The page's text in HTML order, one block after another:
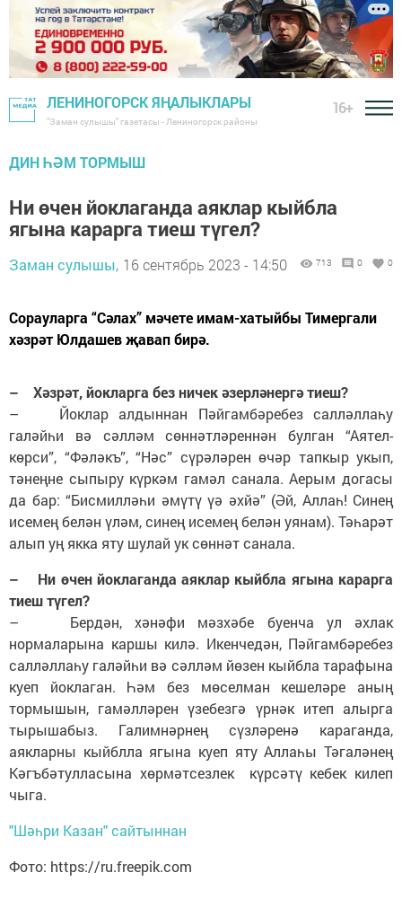
ЛЕНИНОГОРСК ЯҢАЛЫКЛАРЫ
"Заман сулышы" газетасы - Лениногорск районы
16+
ДИН ҺӘМ ТОРМЫШ
Ни өчен йоклаганда аяклар кыйбла
ягына карарга тиеш түгел?
Заман сулышы, 16 сентябрь 2023 - 14:50 713 0 0
Сорауларга “Сәлах” мәчете имам-хатыйбы Тимергали
хәзрәт Юлдашев җавап бирә.
– Хәзрәт, йокларга без ничек әзерләнергә тиеш?
– Йоклар алдыннан Пәйгамбәребез салләллаһу
галәйһи вә сәлләм сөннәтләреннән булган “Аятел-
көрси”, “Фәләкъ”, “Нәс” сүрәләрен өчәр тапкыр укып,
тәнеңне сыпыру күркәм гамәл санала. Аерым догасы
да бар: “Бисмилләһи әмүтү үә әхйә” (Әй, Аллаһ! Синең
исемең белән үләм, синең исемең белән уянам). Тәһарәт
алып уң якка яту шулай ук сөннәт санала.
– Ни өчен йоклаганда аяклар кыйбла ягына карарга
тиеш түгел?
– Бердән, хәнәфи мәзхәбе буенча ул әхлак
нормаларына каршы килә. Икенчедән, Пәйгамбәребез
салләллаһу галәйһи вә сәлләм йөзен кыйбла тарафына
куеп йоклаган. Һәм без мөселман кешеләре аның
тормышын, гамәлләрен үзебезгә үрнәк итеп алырга
тырышабыз. Галимнәрнең сүзләренә караганда,
аякларны кыйблла ягына куеп яту Аллаһы Тәгаләнең
Кәгъбәтулласына хөрмәтсезлек күрсәтү кебек килеп
чыга.
"Шәһри Казан" сайтыннан
Фото: https://ru.freepik.com